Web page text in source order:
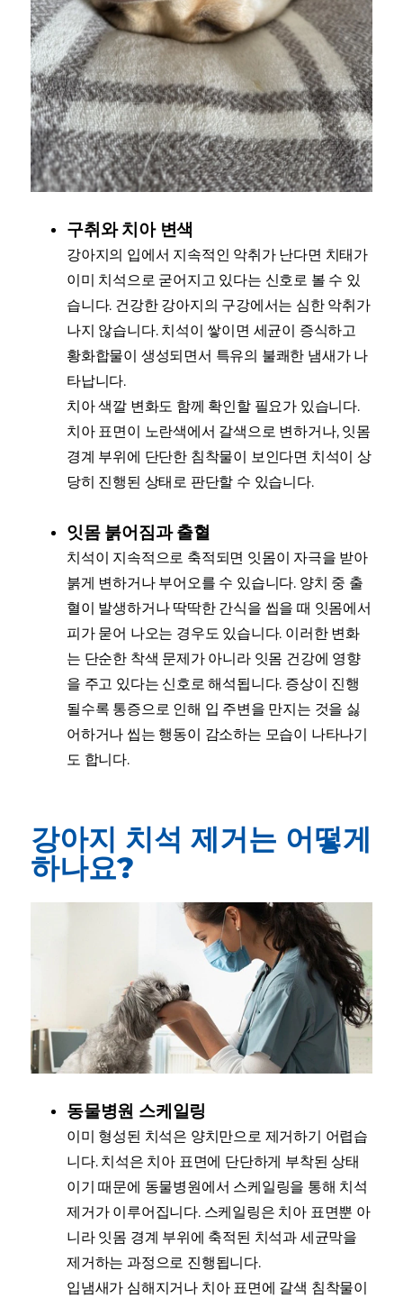
구취와 치아 변색
강아지의 입에서 지속적인 악취가 난다면 치태가
이미 치석으로 굳어지고 있다는 신호로 볼 수 있
습니다. 건강한 강아지의 구강에서는 심한 악취가
나지 않습니다. 치석이 쌓이면 세균이 증식하고
황화합물이 생성되면서 특유의 불쾌한 냄새가 나
타납니다.
치아 색깔 변화도 함께 확인할 필요가 있습니다.
치아 표면이 노란색에서 갈색으로 변하거나, 잇몸
경계 부위에 단단한 침착물이 보인다면 치석이 상
당히 진행된 상태로 판단할 수 있습니다.
잇몸 붉어짐과 출혈
치석이 지속적으로 축적되면 잇몸이 자극을 받아
붉게 변하거나 부어오를 수 있습니다. 양치 중 출
혈이 발생하거나 딱딱한 간식을 씹을 때 잇몸에서
피가 묻어 나오는 경우도 있습니다. 이러한 변화
는 단순한 착색 문제가 아니라 잇몸 건강에 영향
을 주고 있다는 신호로 해석됩니다. 증상이 진행
될수록 통증으로 인해 입 주변을 만지는 것을 싫
어하거나 씹는 행동이 감소하는 모습이 나타나기
도 합니다.
강아지 치석 제거는 어떻게
하나요?
동물병원 스케일링
이미 형성된 치석은 양치만으로 제거하기 어렵습
니다. 치석은 치아 표면에 단단하게 부착된 상태
이기 때문에 동물병원에서 스케일링을 통해 치석
제거가 이루어집니다. 스케일링은 치아 표면뿐 아
니라 잇몸 경계 부위에 축적된 치석과 세균막을
제거하는 과정으로 진행됩니다.
입냄새가 심해지거나 치아 표면에 갈색 침착물이